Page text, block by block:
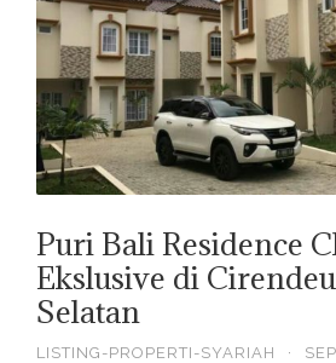
Puri Bali Residence
Ekslusive di
Selatan
LISTING-PROPERTI-SYARIAH ·